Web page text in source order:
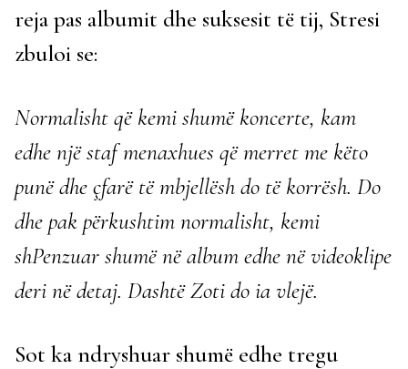
reja pas albumit dhe suksesit të tij, Stresi
zbuloi se:
Normalisht që kemi shumë koncerte, kam
edhe një staf menaxhues që merret me këto
punë dhe çfarë të mbjellësh do të korrësh. Do
dhe pak përkushtim normalisht, kemi
shPenzuar shumë në album edhe në videoklipe
deri në detaj. Dashtë Zoti do ia vlejë.
Sot ka ndryshuar shumë edhe tregu